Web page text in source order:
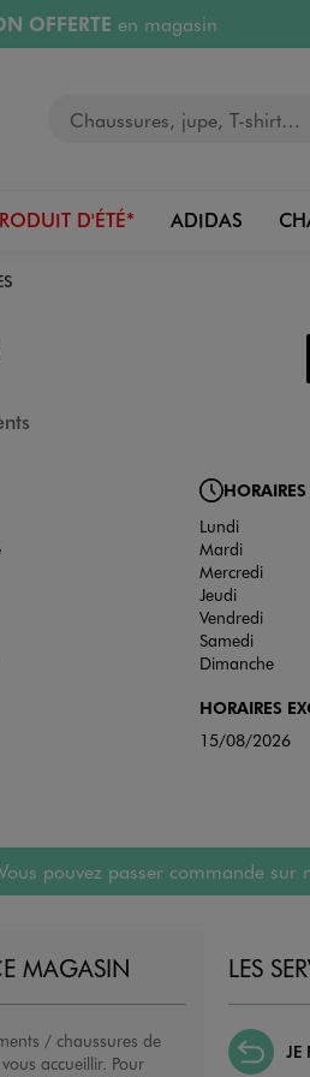
OFFERTE en magasin
30 jours
dès 50€
D'ÉTÉ* ADIDAS
HORAIRES
Lundi
Mardi
Mercredi
Jeudi
Vendredi
Samedi
Dimanche
HORAIRES
15/08/2026
pouvez passer commande
MAGASIN
/ chaussures de
accueillir. Pour
LES
JE